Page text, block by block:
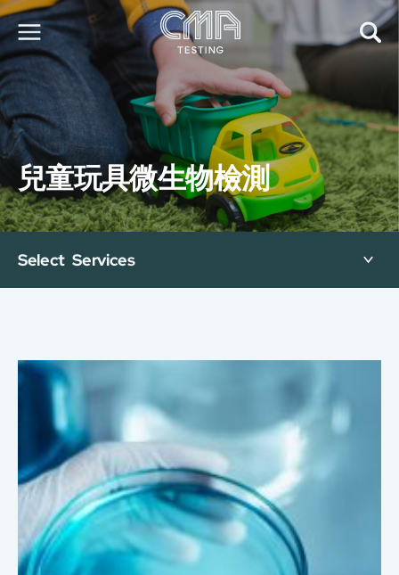
關於我們
我們的服務
最新消息
加入我們
環球支援
聯絡我們
服務申請
工廠服務預約
兒童玩具微生物檢測
Select Services